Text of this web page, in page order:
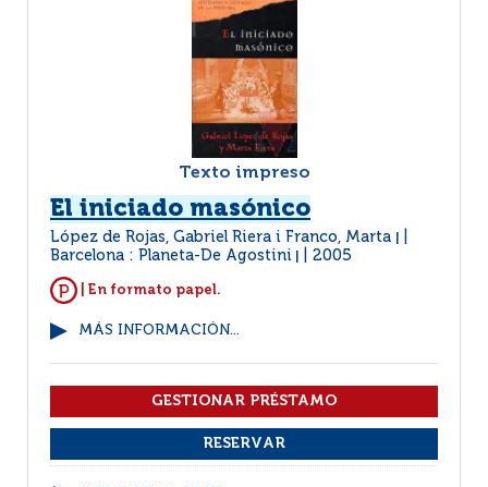
Texto impreso
El iniciado masónico
López de Rojas, Gabriel Riera i Franco, Marta
Barcelona : Planeta-De Agostini 2005
| En formato papel.
MÁS INFORMACIÓN...